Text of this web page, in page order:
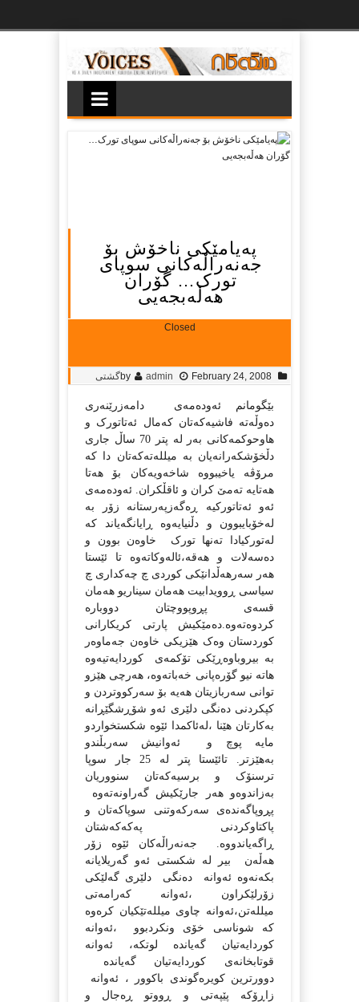
په‌یامێکی ناخۆش بۆ
جه‌نه‌راڵه‌کانی سوپای
تورک… گۆران
هه‌ڵه‌بجه‌یی
Closed
by admin February 24, 2008 گشتی
بێگومانم ئه‌وده‌مه‌ی
دامه‌زرێنه‌ری
ده‌وڵه‌ته‌ فاشیه‌که‌تان که‌مال ئه‌تاتورک و
هاوحوکمه‌کانی به‌ر له‌ پتر 70 ساڵ جاری
دڵخۆشکه‌رانه‌یان به‌ میلله‌ته‌که‌تان دا که‌
مرۆڤه‌ یاخیبووه‌ شاخه‌ویه‌کان بۆ هه‌تا
هه‌تایه‌ ته‌مێ کران و ئاقڵکران. ئه‌وده‌مه‌ی
ئه‌و ئه‌تاتورکیه‌ ڕه‌گه‌زپه‌رستانه‌ زۆر به‌
له‌خۆبایبوون و دڵنیایه‌وه‌ ڕایانگه‌یاند که‌
له‌تورکیادا ته‌نها تورک
خاوه‌ن بوون و
ده‌سه‌لات و هه‌قه‌،ئاله‌وکاته‌وه‌ تا ئێستا
هه‌ر سه‌رهه‌ڵدانێکی کوردی چ چه‌کداری چ
سیاسی ڕوویدابیت هه‌مان سیناریو هه‌مان
قسه‌ی پڕوپووچتان دووباره‌
کردوه‌ته‌وه‌.ده‌مێکیش پارتی کریکارانی
کوردستان وه‌ک هێزیکی خاوه‌ن جه‌ماوه‌ر
به‌ بیروباوه‌ڕێکی تۆکمه‌ی
کوردایه‌تیه‌وه‌
هاته‌ نیو گۆره‌پانی خه‌باته‌وه‌، هه‌رچی هێزو
توانی سه‌ربازیتان هه‌یه‌ بۆ سه‌رکووتردن و
کپکردنی ده‌نگی دلێری ئه‌و شۆڕشگێڕانه‌
به‌کارتان هێنا ،له‌ئاکمدا ئێوه‌ شکستخواردو
مایه‌ پو‌چ و
ئه‌وانیش سه‌ربڵندو
به‌هێزتر.
تائێستا پتر له‌ 25 جار سوپا
ترسنۆک و برسیه‌که‌تان سنووریان
به‌زاندوه‌و هه‌ر جارێکیش گه‌راونه‌ته‌وه‌
پڕوپاگه‌نده‌ی سه‌رکه‌وتنی سوپاکه‌تان و
پاکتاوکردنی په‌که‌که‌شتان
ڕاگه‌یاندووه‌.
جه‌نه‌راڵه‌کان ئێوه‌ زۆر
هه‌ڵه‌ن
بیر له‌ شکستی ئه‌و گه‌ریلایانه‌
بکه‌نه‌وه‌ ئه‌وانه‌ ‌ ده‌نگی
دلێری گه‌لێکی
زۆرلێکراون ،ئه‌وانه‌ که‌رامه‌تی
میلله‌تن،ئه‌وانه‌ چاوی میلله‌تێکیان کره‌وه‌
که‌ شوناسی خۆی ونکردبوو
،ئه‌وانه‌
کوردایه‌تیان گه‌یانده‌ لوتکه‌، ئه‌وانه‌
قوتابخانه‌ی کوردایه‌تیان گه‌یانده‌
دوورترین کویره‌گوندی باکوور ، ئه‌وانه‌
زاڕۆکه‌ پێپه‌تی و ڕووتو ڕه‌جال و